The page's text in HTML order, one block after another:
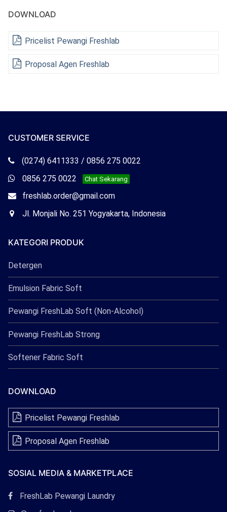
DOWNLOAD
Pricelist Pewangi Freshlab
Proposal Agen Freshlab
CUSTOMER SERVICE
Telepon
Freshlab
(0274) 6411333 / 0856 275 0022
Whatsapp
Freshlab
0856 275 0022 Chat Sekarang
Email
Freshlab
freshlab.order@gmail.com
OfficeJl. Monjali No. 251 Yogyakarta, Indonesia
KATEGORI PRODUK
Detergen
Emulsion Fabric Soft
Pewangi FreshLab Soft (Non-Alcohol)
Pewangi FreshLab Strong
Softener Fabric Soft
DOWNLOAD
Pricelist Pewangi Freshlab
Proposal Agen Freshlab
SOSIAL MEDIA & MARKETPLACE
Tautan
Facebook
FreshLab Pewangi Laundry